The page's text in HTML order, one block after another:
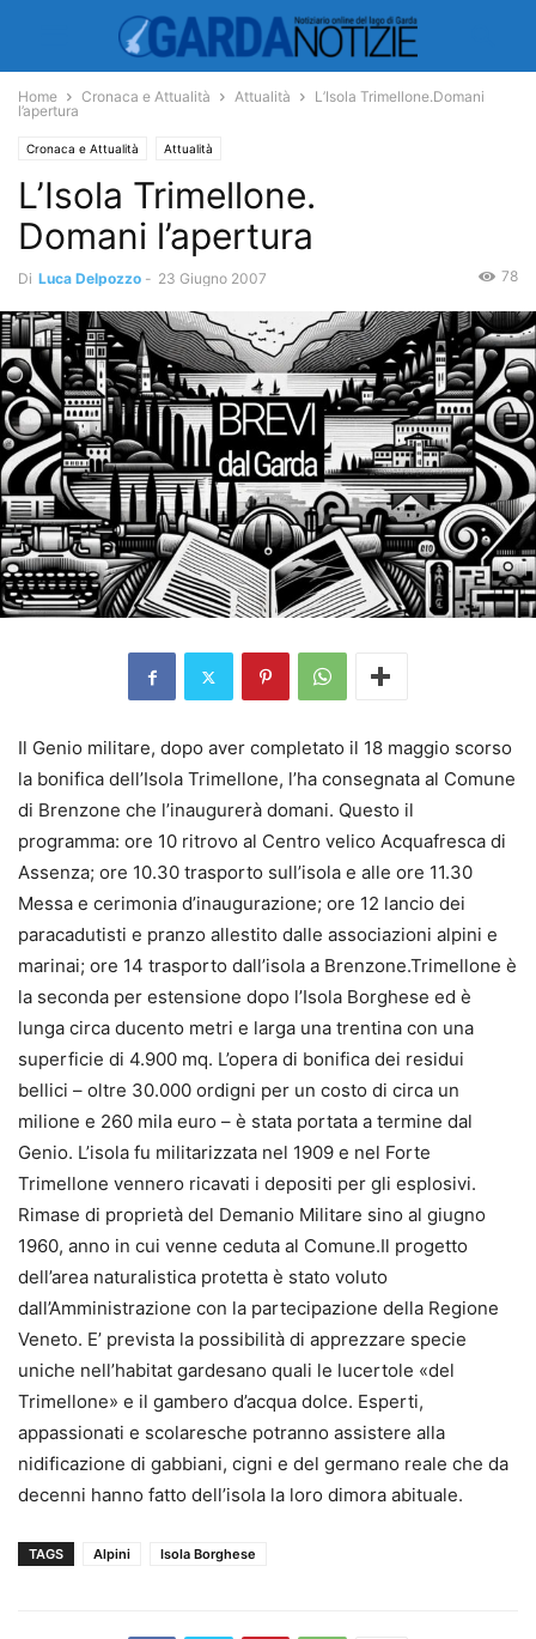
Home Cronaca e Attualità Attualità
L’Isola Trimellone.Domani
l’apertura
Cronaca e Attualità Attualità
L’Isola Trimellone.
Domani l’apertura
Di Luca Delpozzo - 23 Giugno 2007 78
Il Genio militare, dopo aver completato il 18 maggio scorso
la bonifica dell’Isola Trimellone, l’ha consegnata al Comune
di Brenzone che l’inaugurerà domani. Questo il
programma: ore 10 ritrovo al Centro velico Acquafresca di
Assenza; ore 10.30 trasporto sull’isola e alle ore 11.30
Messa e cerimonia d’inaugurazione; ore 12 lancio dei
paracadutisti e pranzo allestito dalle associazioni alpini e
marinai; ore 14 trasporto dall’isola a Brenzone.Trimellone è
la seconda per estensione dopo l’Isola Borghese ed è
lunga circa ducento metri e larga una trentina con una
superficie di 4.900 mq. L’opera di bonifica dei residui
bellici – oltre 30.000 ordigni per un costo di circa un
milione e 260 mila euro – è stata portata a termine dal
Genio. L’isola fu militarizzata nel 1909 e nel Forte
Trimellone vennero ricavati i depositi per gli esplosivi.
Rimase di proprietà del Demanio Militare sino al giugno
1960, anno in cui venne ceduta al Comune.Il progetto
dell’area naturalistica protetta è stato voluto
dall’Amministrazione con la partecipazione della Regione
Veneto. E’ prevista la possibilità di apprezzare specie
uniche nell’habitat gardesano quali le lucertole «del
Trimellone» e il gambero d’acqua dolce. Esperti,
appassionati e scolaresche potranno assistere alla
nidificazione di gabbiani, cigni e del germano reale che da
decenni hanno fatto dell’isola la loro dimora abituale.
TAGS Alpini Isola Borghese